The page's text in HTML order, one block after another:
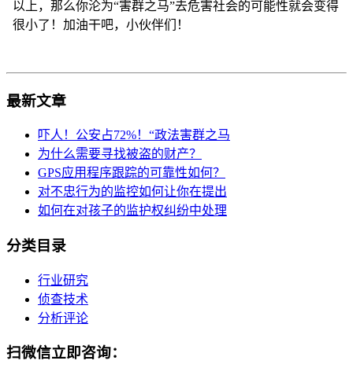
以上，那么你沦为“害群之马”去危害社会的可能性就会变得
很小了！加油干吧，小伙伴们！
最新文章
吓人！公安占72%！“政法害群之马
为什么需要寻找被盗的财产？
GPS应用程序跟踪的可靠性如何？
对不忠行为的监控如何让你在提出
如何在对孩子的监护权纠纷中处理
分类目录
行业研究
侦查技术
分析评论
扫微信立即咨询：